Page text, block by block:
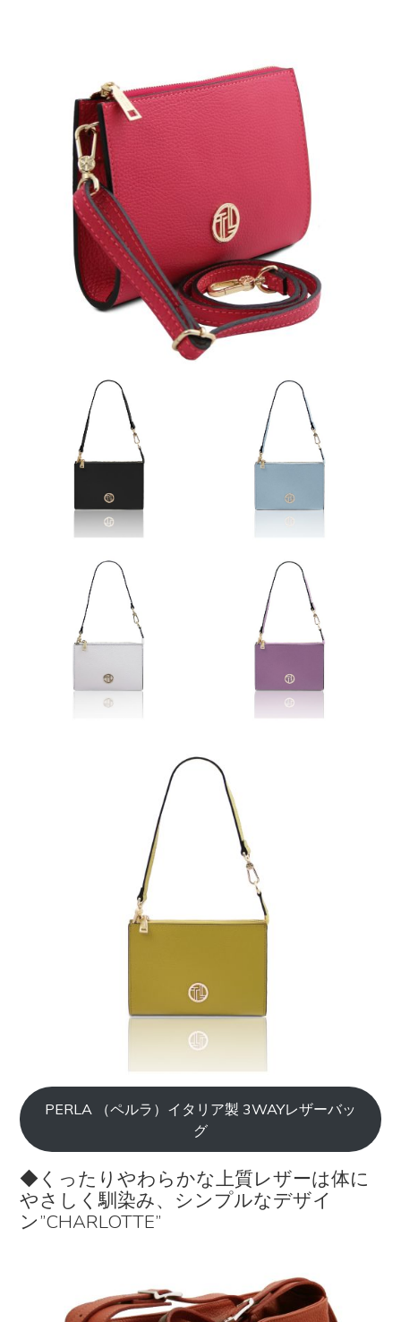
PERLA （ペルラ）イタリア製 3WAYレザーバッ
グ
◆くったりやわらかな上質レザーは体に
やさしく馴染み、シンプルなデザイ
ン”CHARLOTTE”